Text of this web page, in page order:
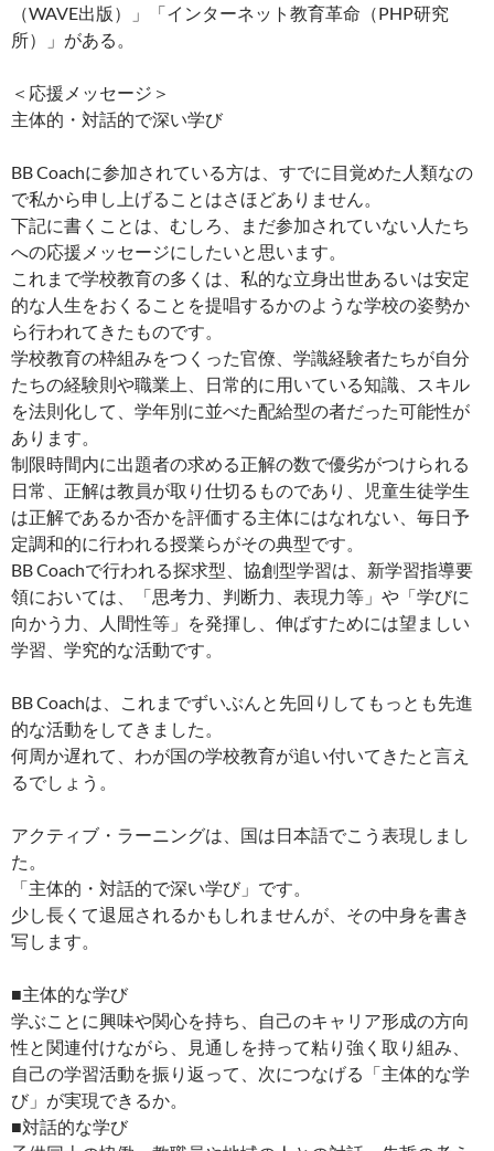
（WAVE出版）」「インターネット教育革命（PHP研究
所）」がある。
＜応援メッセージ＞
主体的・対話的で深い学び
BB Coachに参加されている方は、すでに目覚めた人類なの
で私から申し上げることはさほどありません。
下記に書くことは、むしろ、まだ参加されていない人たち
への応援メッセージにしたいと思います。
これまで学校教育の多くは、私的な立身出世あるいは安定
的な人生をおくることを提唱するかのような学校の姿勢か
ら行われてきたものです。
学校教育の枠組みをつくった官僚、学識経験者たちが自分
たちの経験則や職業上、日常的に用いている知識、スキル
を法則化して、学年別に並べた配給型の者だった可能性が
あります。
制限時間内に出題者の求める正解の数で優劣がつけられる
日常、正解は教員が取り仕切るものであり、児童生徒学生
は正解であるか否かを評価する主体にはなれない、毎日予
定調和的に行われる授業らがその典型です。
BB Coachで行われる探求型、協創型学習は、新学習指導要
領においては、「思考力、判断力、表現力等」や「学びに
向かう力、人間性等」を発揮し、伸ばすためには望ましい
学習、学究的な活動です。
BB Coachは、これまでずいぶんと先回りしてもっとも先進
的な活動をしてきました。
何周か遅れて、わが国の学校教育が追い付いてきたと言え
るでしょう。
アクティブ・ラーニングは、国は日本語でこう表現しまし
た。
「主体的・対話的で深い学び」です。
少し長くて退屈されるかもしれませんが、その中身を書き
写します。
■主体的な学び
学ぶことに興味や関心を持ち、自己のキャリア形成の方向
性と関連付けながら、見通しを持って粘り強く取り組み、
自己の学習活動を振り返って、次につなげる「主体的な学
び」が実現できるか。
■対話的な学び